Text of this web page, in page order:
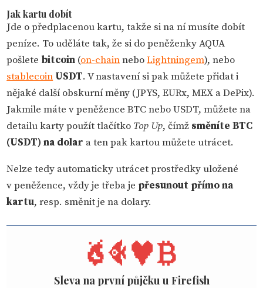
Jak kartu dobít
Jde o předplacenou kartu, takže si na ní musíte dobít
peníze. To uděláte tak, že si do peněženky AQUA
pošlete bitcoin (on-chainneboLightningem), nebo
stablecoin USDT. V nastavení si pak můžete přidat i
nějaké další obskurní měny (JPYS, EURx, MEX a DePix).
Jakmile máte v peněžence BTC nebo USDT, můžete na
detailu karty použít tlačítko Top Up, čímž směníte BTC
(USDT) na dolar a ten pak kartou můžete utrácet.
Nelze tedy automaticky utrácet prostředky uložené
v peněžence, vždy je třeba je přesunout přímo na
kartu, resp. směnit je na dolary.
Sleva na první půjčku u Firefish